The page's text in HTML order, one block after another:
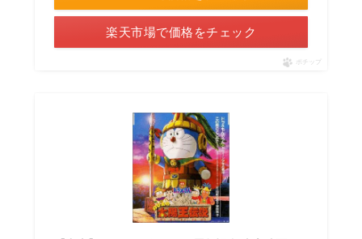
楽天市場で価格をチェック
ポチップ